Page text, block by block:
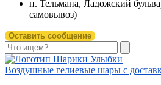
п. Тельмана, Ладожский
самовывоз)
Оставить сообщение
Воздушные гелиевые шары с